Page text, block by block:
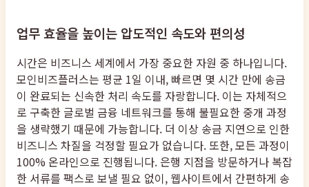
업무 효율을 높이는 압도적인 속도와 편의성
시간은 비즈니스 세계에서 가장 중요한 자원 중 하나입니다.
모인비즈플러스는 평균 1일 이내, 빠르면 몇 시간 만에 송금
이 완료되는 신속한 처리 속도를 자랑합니다. 이는 자체적으
로 구축한 글로벌 금융 네트워크를 통해 불필요한 중개 과정
을 생략했기 때문에 가능합니다. 더 이상 송금 지연으로 인한
비즈니스 차질을 걱정할 필요가 없습니다. 또한, 모든 과정이
100% 온라인으로 진행됩니다. 은행 지점을 방문하거나 복잡
한 서류를 팩스로 보낼 필요 없이, 웹사이트에서 간편하게 송